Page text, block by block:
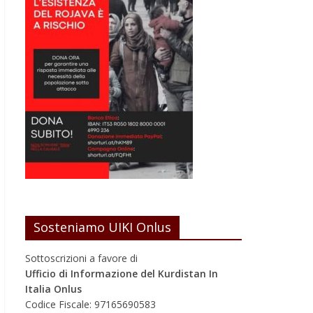
Sosteniamo UIKI Onlus
Sottoscrizioni a favore di
Ufficio di Informazione del Kurdistan In
Italia Onlus
Codice Fiscale: 97165690583